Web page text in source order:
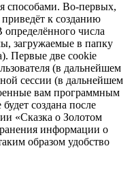
способами. Во-первых,
к созданию
числа
загружаемые в папку
Первые две cookie
(в дальнейшем
сессии (в дальнейшем
вам программным
создана после
«Сказка о Золотом
информации о
образом удобство